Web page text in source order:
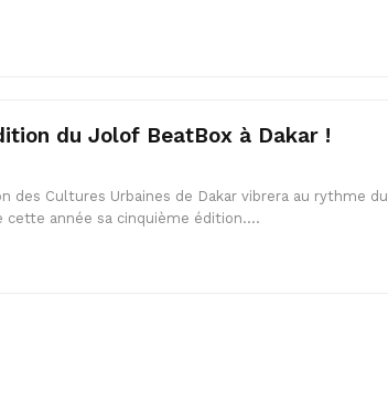
du Jolof BeatBox à Dakar !
des Cultures Urbaines de Dakar vibrera au rythme du
cette année sa cinquième édition.…